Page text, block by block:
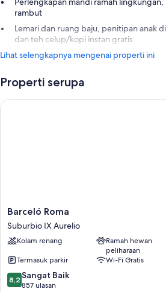
rambut
Lemari dan ruang baju, penitipan anak
dan teh celup/kopi instan gratis
Lihat selengkapnya mengenai properti ini
Properti serupa
Barceló
Roma
Suburbio
IX
Barceló Roma
Suburbio IX Aurelio
Kolam renang
Ramah hewan
peliharaan
Termasuk parkir
Wi-Fi Gratis
8.2
dari
8,2 Sangat Baik
857 ulasan
Barceló Roma